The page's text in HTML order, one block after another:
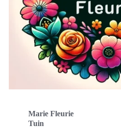
Marie Fleurie
Tuin